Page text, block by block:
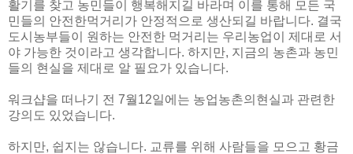
활기를 찾고 농민들이 행복해지길 바라며 이를 통해 모든 국
민들의 안전한먹거리가 안정적으로 생산되길 바랍니다. 결국
도시농부들이 원하는 안전한 먹거리는 우리농업이 제대로 서
야 가능한 것이라고 생각합니다. 하지만, 지금의 농촌과 농민
들의 현실을 제대로 알 필요가 있습니다.
워크샵을 떠나기 전 7월12일에는 농업농촌의현실과 관련한
강의도 있었습니다.
하지만, 쉽지는 않습니다. 교류를 위해 사람들을 모으고 황금